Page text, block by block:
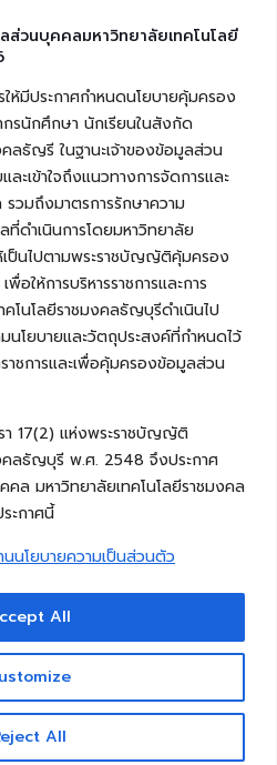
ส่วนบุคคลมหาวิทยาลัยเทคโนโลยี
ระกาศกำหนดนโยบายคุ้มครอง
รนักศึกษา นักเรียนในสังกัด
ลธัญรี ในฐานะเจ้าของข้อมูลส่วน
ะเข้าใจถึงแนวทางการจัดการและ
วมถึงมาตรการรักษาความ
ำเนินการโดยมหาวิทยาลัย
เป็นไปตามพระราชบัญญัติคุ้มครอง
ให้การบริหารราชการและการ
โนโลยีราชมงคลธัญบุรีดำเนินไป
นโยบายและวัตถุประสงค์ที่กำหนดไว้
าชการและเพื่อคุ้มครองข้อมูลส่วน
า 17(2) แห่งพระราชบัญญัติ
คลธัญบุรี พ.ศ. 2548 จึงประกาศ
ล มหาวิทยาลัยเทคโนโลยีราชมงคล
ะกาศนี้
นนโยบายความเป็นส่วนตัว
All
All
วิศวกรรมศาสตร์ มหาวิทยาลัย
ยีราชมงคลธัญบุรี